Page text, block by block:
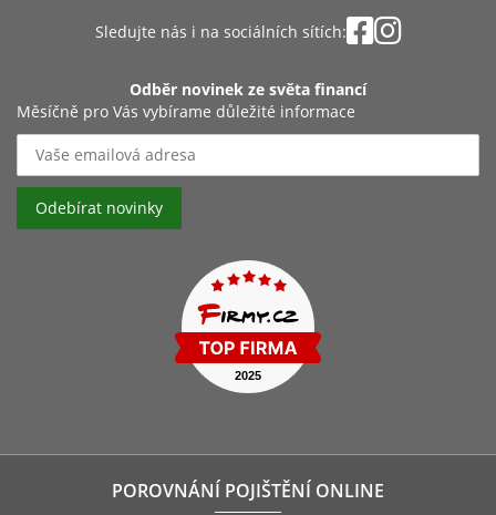
Sledujte nás i na sociálních sítích:
Odběr novinek ze světa financí
Měsíčně pro Vás vybírame důležité informace
POROVNÁNÍ POJIŠTĚNÍ ONLINE